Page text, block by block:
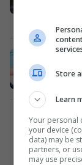
Store
Learn
Your personal
your device
data) may be
partners, or
may use